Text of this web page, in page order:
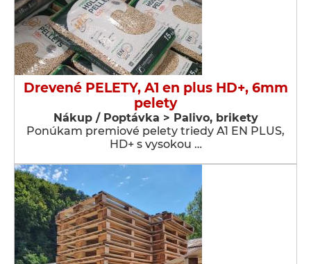
Drevené PELETY, A1 en plus HD+, 6mm
pelety
Nákup / Poptávka > Palivo, brikety
Ponúkam premiové pelety triedy A1 EN PLUS,
HD+ s vysokou …